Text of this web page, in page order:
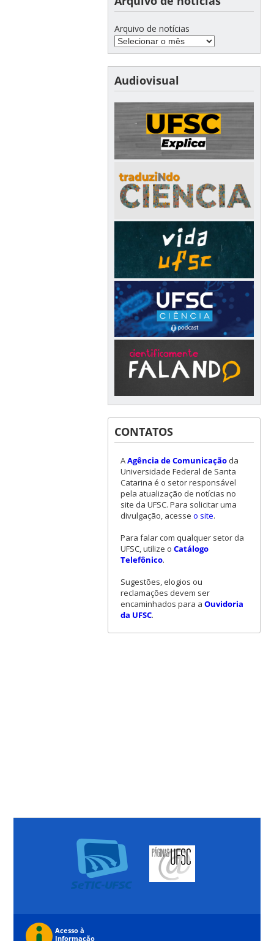
Arquivo de notícias
Audiovisual
CONTATOS
AAgência de Comunicaçãoda
Universidade Federal de Santa
Catarina é o setor responsável
pela atualização de notícias no
site da UFSC. Para solicitar uma
divulgação, acesse o site.
Para falar com qualquer setor da
UFSC, utilize o Catálogo
Telefônico.
Sugestões, elogios ou
reclamações devem ser
encaminhados para a Ouvidoria
da UFSC.